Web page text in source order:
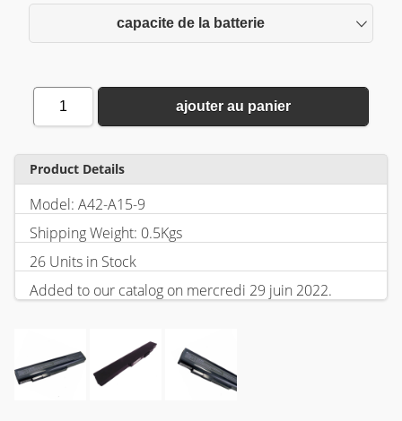
capacite de la batterie
1 ajouter au panier
Product Details
Model: A42-A15-9
Shipping Weight: 0.5Kgs
26 Units in Stock
Added to our catalog on mercredi 29 juin 2022.